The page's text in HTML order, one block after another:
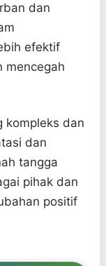
dan
efektif
mencegah
kompleks dan
dan
tangga
pihak dan
positif